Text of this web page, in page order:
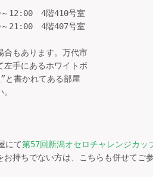
　4階410号室
　4階407号室
もあります。万代市
手にあるホワイトボ
と書かれてある部屋
にて第57回新潟オセロチャレンジカッ